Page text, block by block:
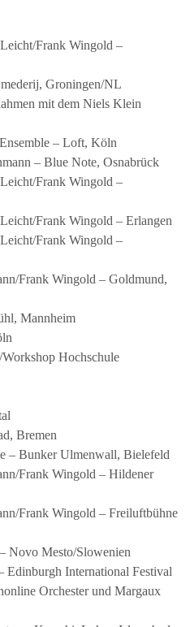
Frank Wingold –
Groningen/NL
mit dem Niels Klein
– Loft, Köln
– Blue Note, Osnabrück
Frank Wingold –
Frank Wingold – Erlangen
Frank Wingold –
Frank Wingold – Goldmund,
Mannheim
Hochschule
Bremen
– Bunker Ulmenwall, Bielefeld
Frank Wingold – Hildener
Frank Wingold – Freiluftbühne
– Novo Mesto/Slowenien
Edinburgh International Festival
Orchester und Margaux